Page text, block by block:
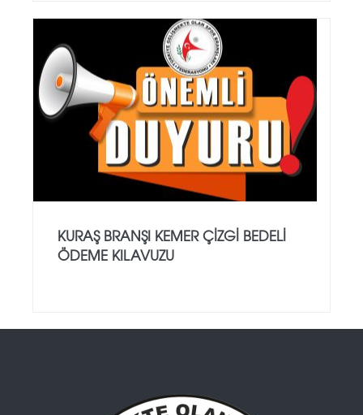
KURAŞ BRANŞI KEMER ÇİZGİ BEDELİ
ÖDEME KILAVUZU